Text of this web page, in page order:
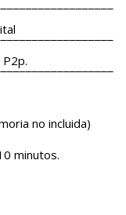
no incluida)
minutos.